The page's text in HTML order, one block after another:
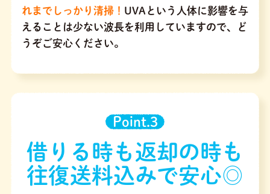
れまでしっかり清掃！ UVAという人体に影響を与
えることは少ない波長を利用していますので、ど
うぞご安心ください。
Point.3
借りる時も返却の時も
往復送料込みで安心◎